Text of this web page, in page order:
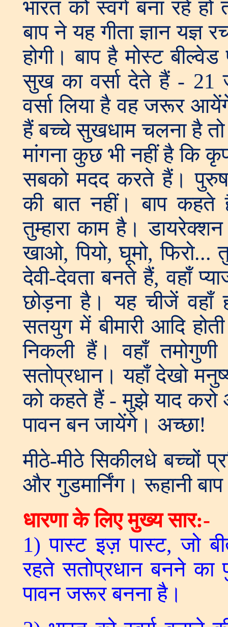
भारत को स्वर्ग बना रहे हो
बाप ने यह गीता ज्ञान यज्ञ
होगी। बाप है मोस्ट
सुख का वर्सा देते हैं - 21
वर्सा लिया है वह जरूर
हैं बच्चे सुखधाम चलना है तो
मांगना कुछ भी नहीं है कि
सबको मदद करते हैं।
की बात नहीं। बाप कहते
तुम्हारा काम है।
खाओ, पियो, घूमो, फिरो...
देवी-देवता बनते हैं, वहाँ
छोड़ना है। यह चीजें वहाँ
सतयुग में बीमारी आदि
निकली हैं। वहाँ
सतोप्रधान। यहाँ देखो
को कहते हैं - मुझे याद
पावन बन जायेंगे। अच्छा!
मीठे-मीठे सिकीलधे बच्चों
और गुडमार्निंग। रूहानी
धारणा के लिए मुख्य सार:-
1) पास्ट इज़ पास्ट, जो
रहते सतोप्रधान बनने का
पावन जरूर बनना है।